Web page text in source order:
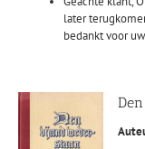
later
bedankt voor